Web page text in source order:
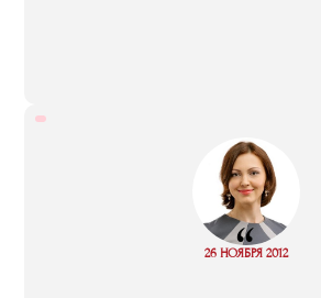
“
26 НОЯБРЯ 2012
Read